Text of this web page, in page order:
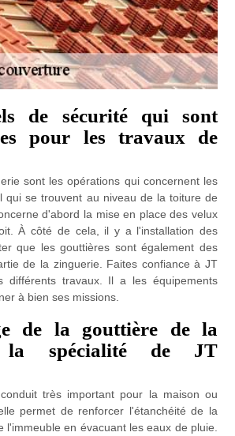
de sécurité qui sont
pour les travaux de
sont les opérations qui concernent les
qui se trouvent au niveau de la toiture de
d'abord la mise en place des velux
À côté de cela, il y a l'installation des
que les gouttières sont également des
de la zinguerie. Faites confiance à JT
différents travaux. Il a les équipements
à bien ses missions.
de la gouttière de la
spécialité de JT
très important pour la maison ou
permet de renforcer l'étanchéité de la
l'immeuble en évacuant les eaux de pluie.